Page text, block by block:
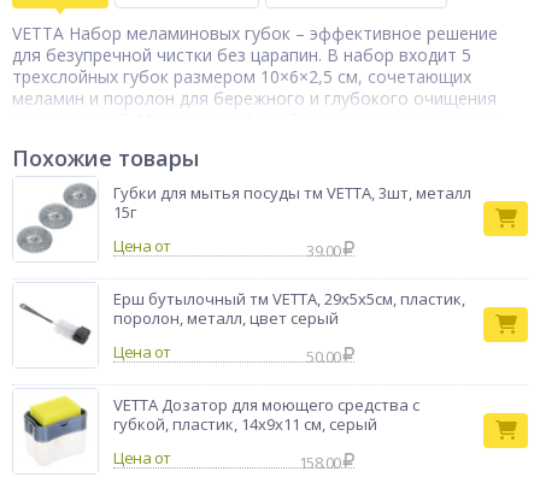
VETTA Набор меламиновых губок – эффективное решение
для безупречной чистки без царапин. В набор входит 5
трехслойных губок размером 10×6×2,5 см, сочетающих
меламин и поролон для бережного и глубокого очищения
удобство использования. Губки подходят для очистки
керамики, стекла, пластика, нержавеющей стали и других
поверхностей. Идеальный выбор для кухни, ванной или
уборки дома – быстро, безопасно и без химии!
Тип товара
Губка для
посуды
Бренд
VETTA
Похожие товары
Губки для мытья посуды тм VETTA, 3шт, металл
15г
Цена от
39.00
Ерш бутылочный тм VETTA, 29х5х5см, пластик,
поролон, металл, цвет серый
Цена от
50.00
VETTA Дозатор для моющего средства с
губкой, пластик, 14x9x11 см, серый
Цена от
158.00